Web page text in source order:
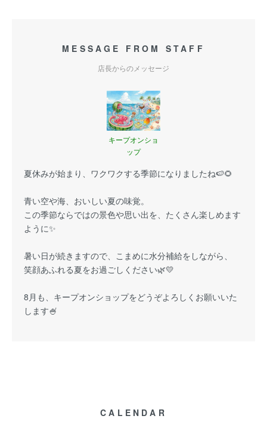
MESSAGE FROM STAFF
店長からのメッセージ
キープオンショ
ップ
夏休みが始まり、ワクワクする季節になりましたね🍉🌻
青い空や海、おいしい夏の味覚。
この季節ならではの景色や思い出を、たくさん楽しめます
ように✨
暑い日が続きますので、こまめに水分補給をしながら、
笑顔あふれる夏をお過ごしください🌿💛
8月も、キープオンショップをどうぞよろしくお願いいた
します🍧
CALENDAR